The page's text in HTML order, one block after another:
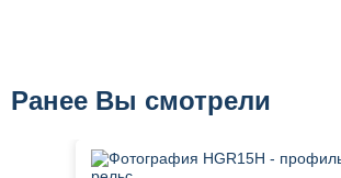
Ранее Вы смотрели